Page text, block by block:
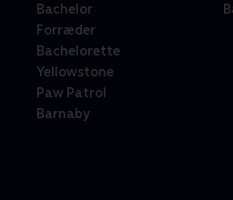
Bachelor
Forræder
Bachelorette
Yellowstone
Paw Patrol
Barnaby